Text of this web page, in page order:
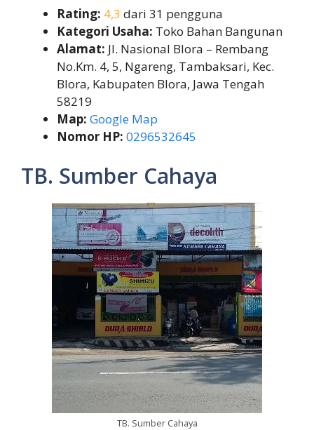
Rating: 4,3 dari 31 pengguna
Kategori Usaha: Toko Bahan Bangunan
Alamat: Jl. Nasional Blora – Rembang
No.Km. 4, 5, Ngareng, Tambaksari, Kec.
Blora, Kabupaten Blora, Jawa Tengah
58219
Map: Google Map
Nomor HP: 0296532645
TB. Sumber Cahaya
TB. Sumber Cahaya